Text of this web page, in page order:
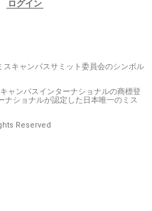
ログイン
スキャンパスサミット委員会のシンボル
ャンパスインターナショナルの商標登
ナショナルが認定した日本唯一のミス
Reserved